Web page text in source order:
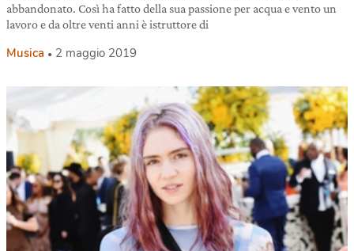
abbandonato. Così ha fatto della sua passione per acqua e vento un
lavoro e da oltre venti anni è istruttore di
Musica 2 maggio 2019